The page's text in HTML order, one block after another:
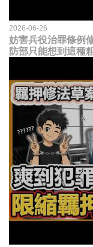
2026-06-26
妨害兵役治罪條例
防部只能想到這種